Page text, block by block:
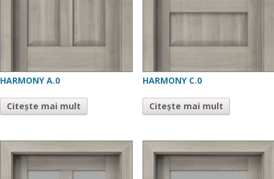
HARMONY A.0
Citește mai mult
HARMONY C.0
Citește mai mult